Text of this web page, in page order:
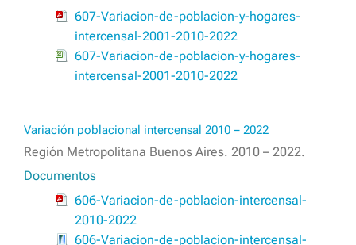
607-Variacion-de-poblacion-y-hogares-
intercensal-2001-2010-2022
607-Variacion-de-poblacion-y-hogares-
intercensal-2001-2010-2022
Variación poblacional intercensal 2010 – 2022
Región Metropolitana Buenos Aires. 2010 – 2022.
Documentos
606-Variacion-de-poblacion-intercensal-
2010-2022
606-Variacion-de-poblacion-intercensal-